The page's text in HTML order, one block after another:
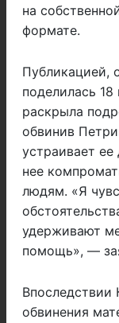
на
формате.
Публикацией,
поделилась
раскрыла
обвинив
устраивает
нее
людям. «Я
удерживают
помощь», —
Впоследствии
обвинения